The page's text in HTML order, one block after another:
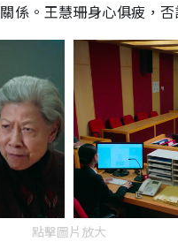
係。王慧珊身心俱疲，
點擊圖片放大